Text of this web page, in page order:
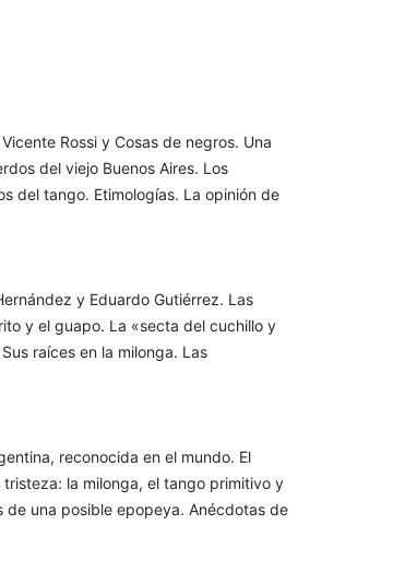
Rossi y Cosas de negros. Una
del viejo Buenos Aires. Los
del tango. Etimologías. La opinión de
y Eduardo Gutiérrez. Las
y el guapo. La «secta del cuchillo y
raíces en la milonga. Las
reconocida en el mundo. El
la milonga, el tango primitivo y
de una posible epopeya. Anécdotas de